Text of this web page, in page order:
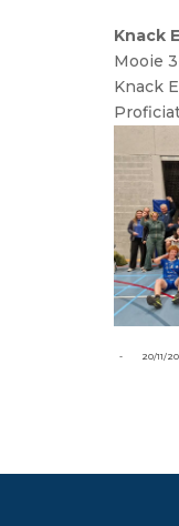
Knack
Mooie
Knack
- 20/11/